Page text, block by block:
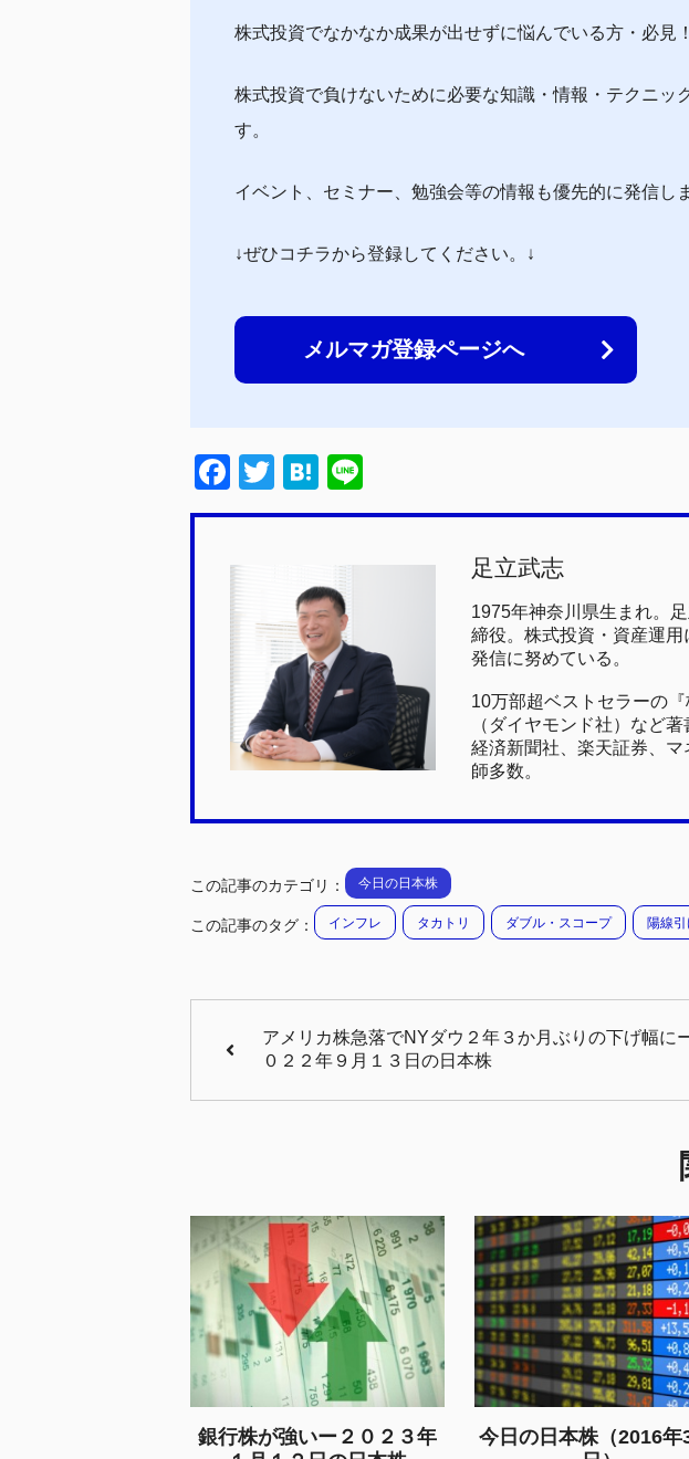
株式投資でなかなか成果が出せずに悩んでいる方・必見！
株式投資で負けないために必要な知識・情報・テクニッ
す。
イベント、セミナー、勉強会等の情報も優先的に発信し
↓ぜひコチラから登録してください。↓
メルマガ登録ページへ
F
a
e
b
o
o
k
T
wi
H
at
n
a
n
足立武志
1975年神奈川県生まれ。
締役。株式投資・資産運
発信に努めている。
10万部超ベストセラーの
（ダイヤモンド社）など
経済新聞社、楽天証券、
師多数。
この記事のカテゴリ： 今日の日本株
この記事のタグ： インフレ タカトリ ダブル・スコープ 陽線引
アメリカ株急落でNYダウ２年３か月ぶりの下げ幅に
０２２年９月１３日の日本株
銀行株が強いー２０２３年
今日の日本株（2016年